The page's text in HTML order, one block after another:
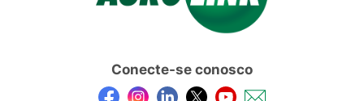
Conecte-se conosco